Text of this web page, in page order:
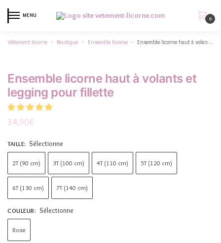
MENU
0
Vêtement licorne » Boutique » Ensemble licorne » Ensemble licorne haut à volants et legging pour fillette
Ensemble licorne haut à volants et
legging pour fillette
34.90€
TAILLE: Sélectionne
2T (90 cm) 3T (100 cm) 4T (110 cm) 5T (120 cm)
6T (130 cm) 7T (140 cm)
COULEUR: Sélectionne
Rose